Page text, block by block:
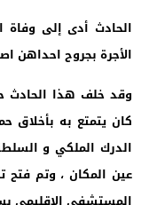
الحادث أدى إلى
الأجرة بجروح احداهن
وقد خلف هذا الحادث
كان يتمتع به بأخلاق
الدرك الملكي و
عين المكان ، وتم